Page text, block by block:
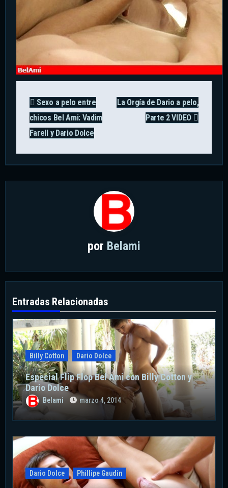
de
entradas
Sexo a pelo entre
chicos Bel Ami: Vadim
Farell y Dario Dolce
La Orgía de Dario a pelo,
Parte 2 VIDEO
por Belami
Entradas Relacionadas
Billy Cotton Dario Dolce
Especial Flip Flop Bel Ami con Billy Cotton y
Dario Dolce
Belami marzo 4, 2014
Dario Dolce Phillipe Gaudin